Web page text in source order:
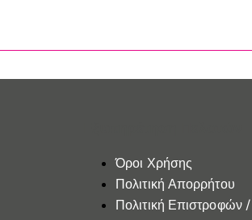
Όροι Χρήσης
Πολιτική Απορρήτου
Πολιτική Επιστροφών /